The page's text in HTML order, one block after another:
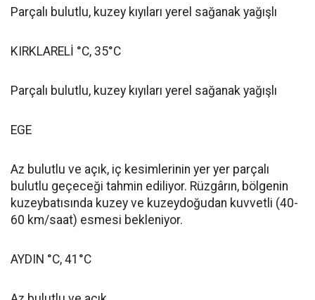
Parçalı bulutlu, kuzey kıyıları yerel sağanak yağışlı
KIRKLARELİ °C, 35°C
Parçalı bulutlu, kuzey kıyıları yerel sağanak yağışlı
EGE
Az bulutlu ve açık, iç kesimlerinin yer yer parçalı
bulutlu geçeceği tahmin ediliyor. Rüzgârın, bölgenin
kuzeybatısında kuzey ve kuzeydoğudan kuvvetli (40-
60 km/saat) esmesi bekleniyor.
AYDIN °C, 41°C